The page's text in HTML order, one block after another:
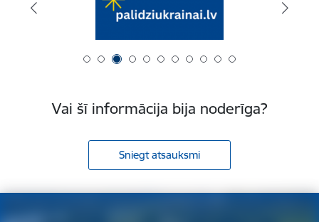
Vai šī informācija bija noderīga?
Sniegt atsauksmi